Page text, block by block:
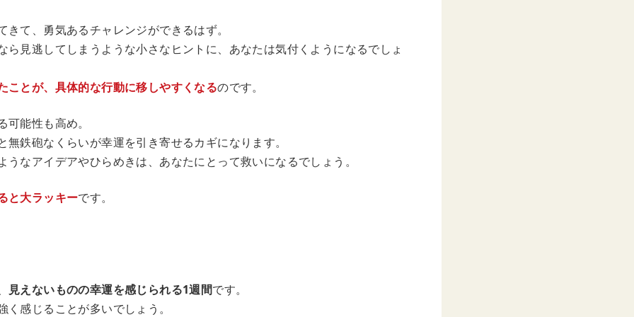
きて、勇気あるチャレンジができるはず。
ら見逃してしまうような小さなヒントに、あなたは気付くようになるでしょ
ことが、具体的な行動に移しやすくなるのです。
能性も高め。
無鉄砲なくらいが幸運を引き寄せるカギになります。
うなアイデアやひらめきは、あなたにとって救いになるでしょう。
と大ラッキーです。
見えないものの幸運を感じられる1週間です。
く感じることが多いでしょう。